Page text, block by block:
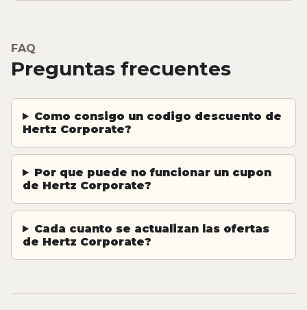
FAQ
Preguntas frecuentes
Como consigo un codigo descuento de
Hertz Corporate?
Por que puede no funcionar un cupon
de Hertz Corporate?
Cada cuanto se actualizan las ofertas
de Hertz Corporate?